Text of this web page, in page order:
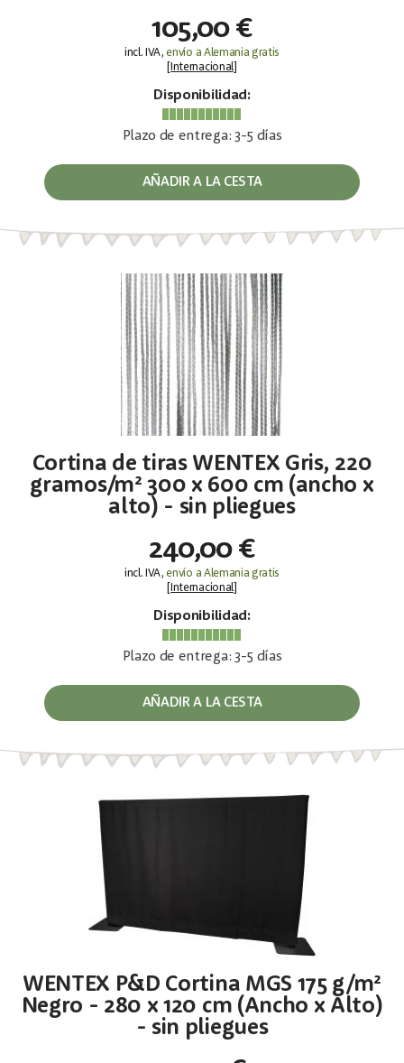
105,00 €
incl. IVA,envío a Alemania gratis
Internacional]
Disponibilidad:
Plazo de entrega: 3-5 días
AÑADIR A LA CESTA
Cortina de tiras WENTEX Gris, 220
gramos/m² 300 x 600 cm (ancho x
alto) - sin pliegues
240,00 €
incl. IVA,envío a Alemania gratis
Internacional]
Disponibilidad:
Plazo de entrega: 3-5 días
AÑADIR A LA CESTA
WENTEX P&D Cortina MGS 175 g/m²
Negro - 280 x 120 cm (Ancho x Alto)
- sin pliegues